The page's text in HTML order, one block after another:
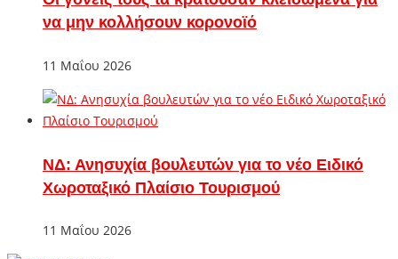
να μην κολλήσουν κορονοϊό
11 Μαΐου 2026
ΝΔ: Ανησυχία βουλευτών για το νέο Ειδικό
Χωροταξικό Πλαίσιο Τουρισμού
11 Μαΐου 2026